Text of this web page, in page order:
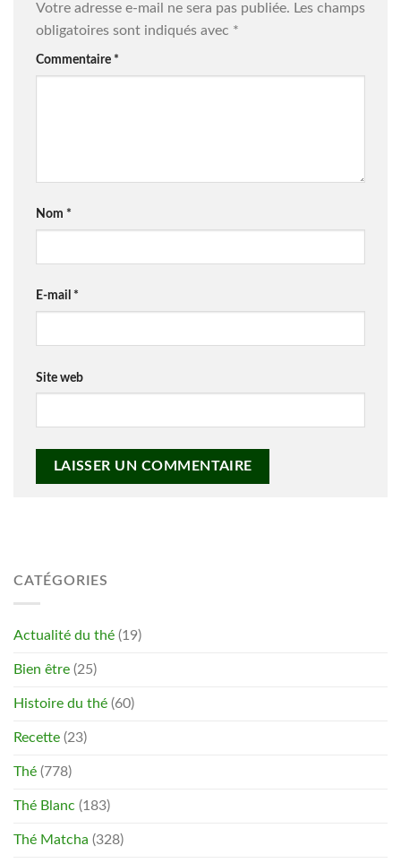
Votre adresse e-mail ne sera pas publiée. Les champs
obligatoires sont indiqués avec *
Commentaire *
Nom *
E-mail *
Site web
CATÉGORIES
Actualité du thé (19)
Bien être (25)
Histoire du thé (60)
Recette (23)
Thé (778)
Thé Blanc (183)
Thé Matcha (328)